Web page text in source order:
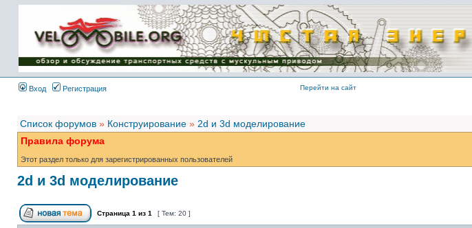
Имя пользователя:
Пароль:
{ LOG_ME_IN_SHORT
}
Вход Регистрация Перейти на сайт
Список форумов » Конструирование » 2d и 3d моделирование
Правила форума
Этот раздел только для зарегистрированных пользователей
2d и 3d моделирование
Страница 1 из 1 [ Тем: 20 ]